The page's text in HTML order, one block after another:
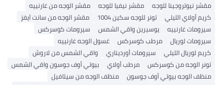
مقشر نيوتروجينا للوجه
مقشر نيفيا للوجه
مقشر الوجه من غارنييه
كريم أولاي الليلي
تونر للوجه سكين 1004
مقشر الوجه من سانت آيفز
سيرومات غارنييه
يوسيرين واقي الشمس
سيرومات كوسركس
سيرومات لوريال
مرطب كوسركس
غسول الوجه غارنييه
كريم لوريال الليلي
سيرومات أورديناري
واقي الشمس من لاروش
تونر الوجه من كوسركس
مرطب أولاي
بيوتي أوف جوسون واقي الشمس
منظف ​​الوجه بيوتي أوف جوسون
منظف ​​الوجه من سيتافيل